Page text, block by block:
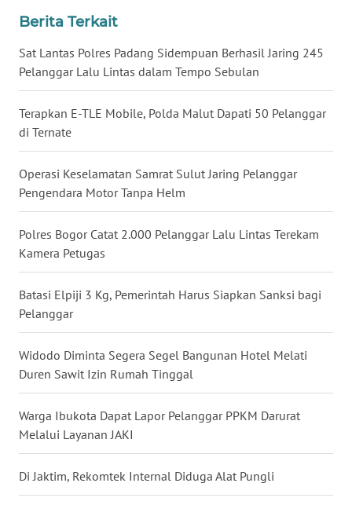
Berita Terkait
Sat Lantas Polres Padang Sidempuan Berhasil Jaring 245
Pelanggar Lalu Lintas dalam Tempo Sebulan
Terapkan E-TLE Mobile, Polda Malut Dapati 50 Pelanggar
di Ternate
Operasi Keselamatan Samrat Sulut Jaring Pelanggar
Pengendara Motor Tanpa Helm
Polres Bogor Catat 2.000 Pelanggar Lalu Lintas Terekam
Kamera Petugas
Batasi Elpiji 3 Kg, Pemerintah Harus Siapkan Sanksi bagi
Pelanggar
Widodo Diminta Segera Segel Bangunan Hotel Melati
Duren Sawit Izin Rumah Tinggal
Warga Ibukota Dapat Lapor Pelanggar PPKM Darurat
Melalui Layanan JAKI
Di Jaktim, Rekomtek Internal Diduga Alat Pungli
LAMPUNG
JATENG
NUSANTARA
WN
JOGJA
WN
JATIM
WN
BALI
WN
KALBAR
WN
KALTENG
WN